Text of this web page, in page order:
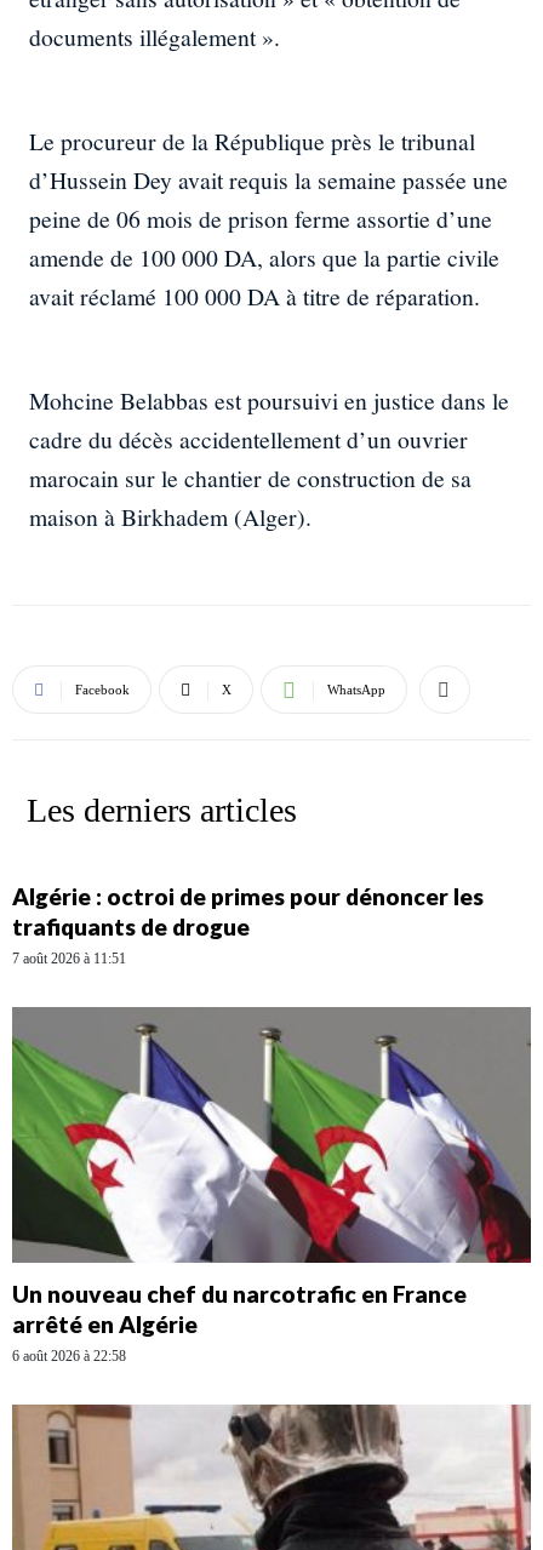
documents illégalement ».
Le procureur de la République près le tribunal
d’Hussein Dey avait requis la semaine passée une
peine de 06 mois de prison ferme assortie d’une
amende de 100 000 DA, alors que la partie civile
avait réclamé 100 000 DA à titre de réparation.
Mohcine Belabbas est poursuivi en justice dans le
cadre du décès accidentellement d’un ouvrier
marocain sur le chantier de construction de sa
maison à Birkhadem (Alger).
Facebook X WhatsApp
Les derniers articles
Algérie : octroi de primes pour dénoncer les
trafiquants de drogue
7 août 2026 à 11:51
Un nouveau chef du narcotrafic en France
arrêté en Algérie
6 août 2026 à 22:58